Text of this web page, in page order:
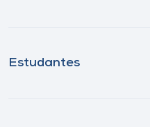
Estudantes